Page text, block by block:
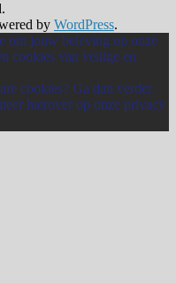
by WordPress.
om jouw beleving op onze
cookies van veilige en
cookies? Ga dan verder
hierover op onze privacy